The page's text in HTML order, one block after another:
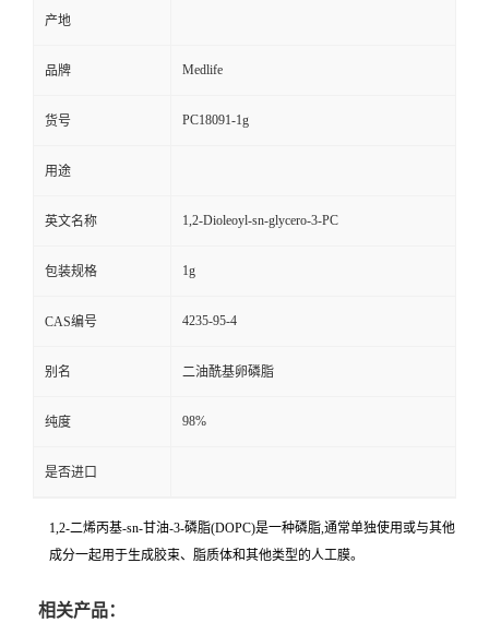
产地
品牌 Medlife
货号 PC18091-1g
用途
英文名称 1,2-Dioleoyl-sn-glycero-3-PC
包装规格 1g
CAS编号 4235-95-4
别名 二油酰基卵磷脂
纯度 98%
是否进口
1,2-二烯丙基-sn-甘油-3-磷脂(DOPC)是一种磷脂,通常单独使用或与其他
成分一起用于生成胶束、脂质体和其他类型的人工膜。
相关产品：